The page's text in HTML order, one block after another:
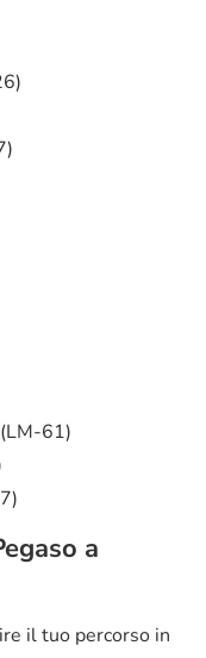
61)
a
il tuo percorso in